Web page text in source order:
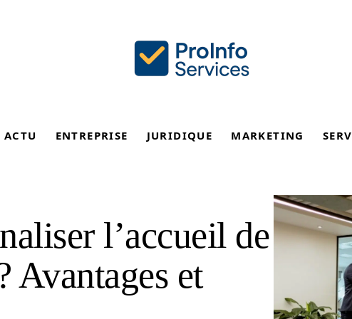
ACTU ENTREPRISE JURIDIQUE MARKETING
l’accueil de
Avantages et